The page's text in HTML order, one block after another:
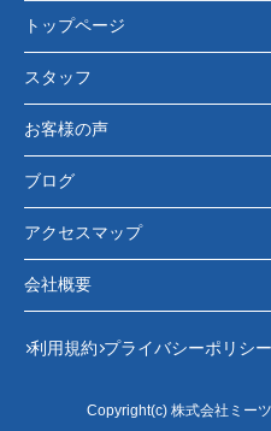
トップページ
スタッフ
お客様の声
ブログ
アクセスマップ
会社概要
利用規約 プライバシーポリシー
Copyright(c) 株式会社ミー